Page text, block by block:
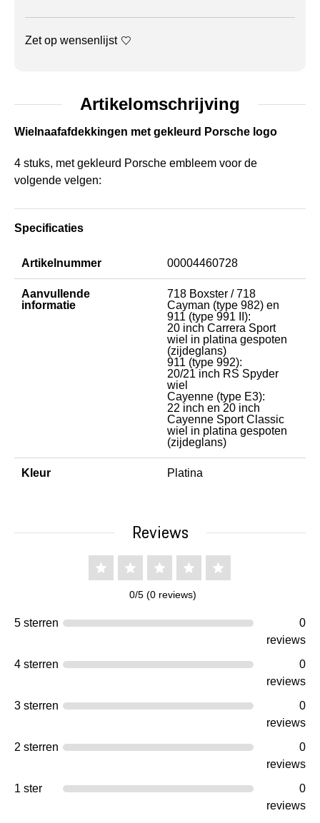
Zet op wensenlijst
Artikelomschrijving
Wielnaafafdekkingen met gekleurd Porsche logo
4 stuks, met gekleurd Porsche embleem voor de
volgende velgen:
Specificaties
Artikelnummer 00004460728
Aanvullende
informatie
718 Boxster / 718
Cayman (type 982) en
911 (type 991 II):
20 inch Carrera Sport
wiel in platina gespoten
(zijdeglans)
911 (type 992):
20/21 inch RS Spyder
wiel
Cayenne (type E3):
22 inch en 20 inch
Cayenne Sport Classic
wiel in platina gespoten
(zijdeglans)
Kleur Platina
Reviews
0/5 (0 reviews)
5 sterren
0
reviews
4 sterren
0
reviews
3 sterren
0
reviews
2 sterren
0
reviews
1 ster
0
reviews